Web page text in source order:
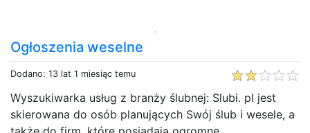
Ogłoszenia weselne
Dodano: 13 lat 1 miesiąc temu
Wyszukiwarka usług z branży ślubnej: Slubi. pl jest
skierowana do osób planujących Swój ślub i wesele, a